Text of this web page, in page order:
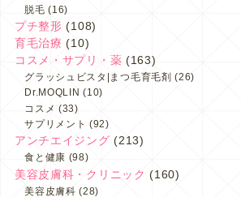
脱毛 (16)
プチ整形 (108)
育毛治療 (10)
コスメ・サプリ・薬 (163)
グラッシュビスタ|まつ毛育毛剤 (26)
Dr.MOQLIN (10)
コスメ (33)
サプリメント (92)
アンチエイジング (213)
食と健康 (98)
美容皮膚科・クリニック (160)
美容皮膚科 (28)